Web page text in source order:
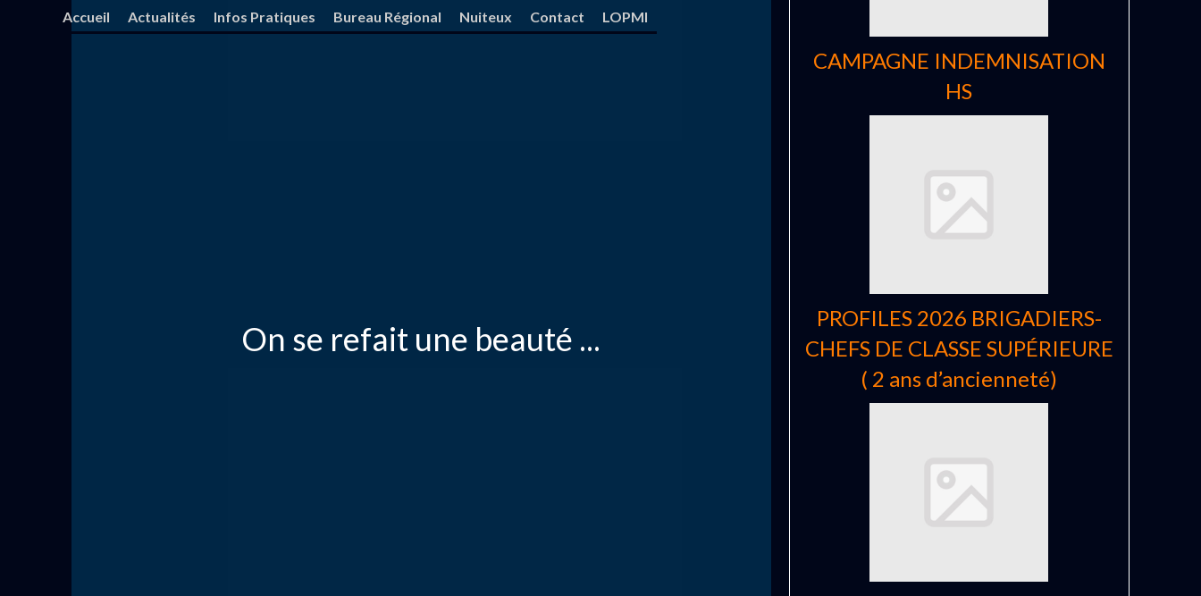
Accueil Actualités Infos Pratiques Bureau Régional Nuiteux Contact LOPMI
On se refait une beauté ...
CAMPAGNE INDEMNISATION
HS
PROFILES 2026 BRIGADIERS-
CHEFS DE CLASSE SUPÉRIEURE
( 2 ans d’ancienneté)